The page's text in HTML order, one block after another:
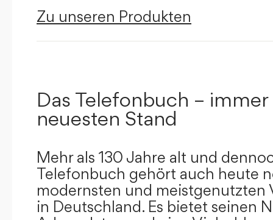
Zu unseren Produkten
Das Telefonbuch –
neuesten Stand
Mehr als 130 Jahre alt und
Telefonbuch gehört auch heute
modernsten und meistgenutzten
in Deutschland. Es bietet seinen